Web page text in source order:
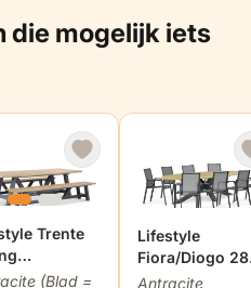
48 cm
3,5 cm
4,5 cm
72 cm
die mogelijk iets
gekozen opties op de
Trente
260
(Blad =
is afhankelijk van de
Lifestyle
Fiora/Diogo
cm dining
Antracite
De prijs is